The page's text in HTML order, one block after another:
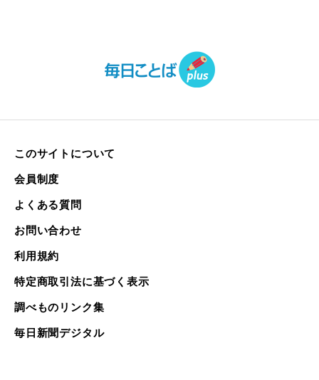
このサイトについて
会員制度
よくある質問
お問い合わせ
利用規約
特定商取引法に基づく表示
調べものリンク集
毎日新聞デジタル